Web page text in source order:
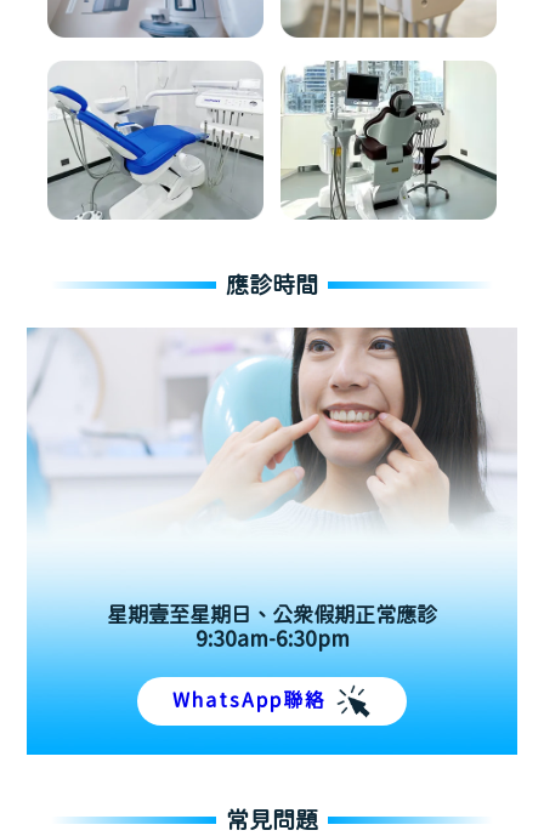
應診時間
星期壹至星期日、公眾假期正常應診
9:30am-6:30pm
WhatsApp聯絡
常見問題